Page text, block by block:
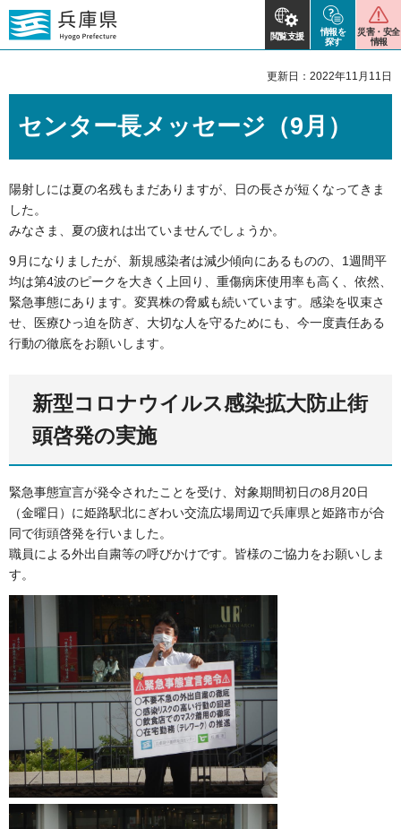
閲覧支援
情報を
探す
災害・安全
情報
更新日：2022年11月11日
センター長メッセージ（9月）
陽射しには夏の名残もまだありますが、日の長さが短くなってきま
した。
みなさま、夏の疲れは出ていませんでしょうか。
9月になりましたが、新規感染者は減少傾向にあるものの、1週間平
均は第4波のピークを大きく上回り、重傷病床使用率も高く、依然、
緊急事態にあります。変異株の脅威も続いています。感染を収束さ
せ、医療ひっ迫を防ぎ、大切な人を守るためにも、今一度責任ある
行動の徹底をお願いします。
新型コロナウイルス感染拡大防止街
頭啓発の実施
緊急事態宣言が発令されたことを受け、対象期間初日の8月20日
（金曜日）に姫路駅北にぎわい交流広場周辺で兵庫県と姫路市が合
同で街頭啓発を行いました。
職員による外出自粛等の呼びかけです。皆様のご協力をお願いしま
す。